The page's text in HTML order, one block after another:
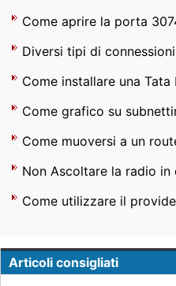
Come aprire la porta
Diversi tipi di
Come installare una
Come grafico su
Come muoversi a un
Articoli consigliati